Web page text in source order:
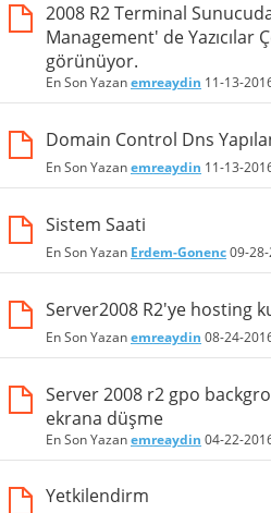
2008 R2 Terminal
Management' de Yazıcılar
görünüyor.
En Son Yazanemreaydin 11-13-
Domain Control Dns
En Son Yazanemreaydin 11-13-
Sistem Saati
En Son Yazan Erdem-Gonenc09-
Server2008 R2'ye hosting
En Son Yazanemreaydin 08-24-
Server 2008 r2 gpo
ekrana düşme
En Son Yazanemreaydin 04-22-
Yetkilendirm